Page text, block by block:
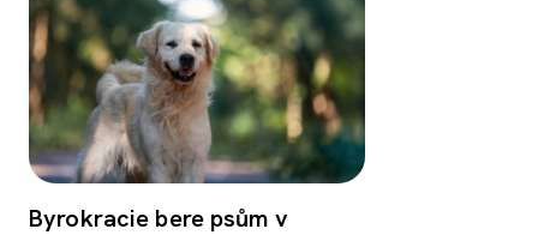
Byrokracie bere psům v